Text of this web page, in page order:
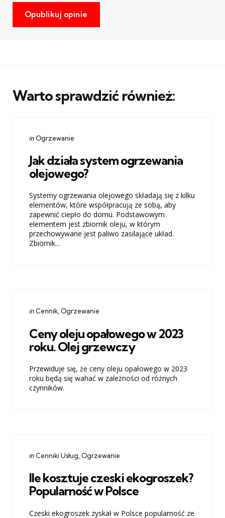
Warto sprawdzić również:
Categories
Posted
in Ogrzewanie
Jak działa system ogrzewania
olejowego?
Systemy ogrzewania olejowego składają się z kilku
elementów, które współpracują ze sobą, aby
zapewnić ciepło do domu. Podstawowym
elementem jest zbiornik oleju, w którym
przechowywane jest paliwo zasilające układ.
Zbiornik...
Categories
Posted
in Cennik Ogrzewanie
Ceny oleju opałowego w 2023
roku. Olej grzewczy
Przewiduje się, że ceny oleju opałowego w 2023
roku będą się wahać w zależności od różnych
czynników.
Categories
Posted
in Cenniki Usług Ogrzewanie
Ile kosztuje czeski ekogroszek?
Popularność w Polsce
Czeski ekogroszek zyskał w Polsce popularność ze